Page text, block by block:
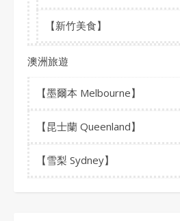
【新竹美食】
澳洲旅遊
【墨爾本 Melbourne】
【昆士蘭 Queenland】
【雪梨 Sydney】